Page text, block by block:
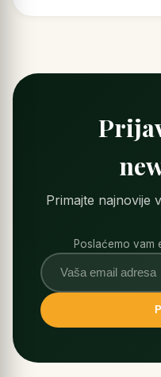
Primajte najnovije
Poslaćemo vam